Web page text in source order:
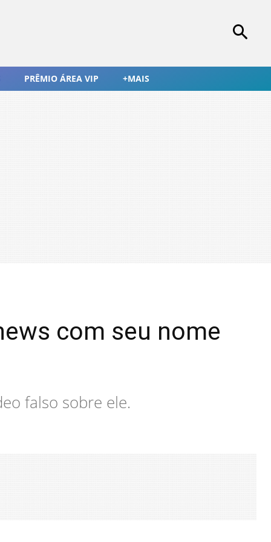
PRÊMIO ÁREA VIP +MAIS
com seu nome
falso sobre ele.